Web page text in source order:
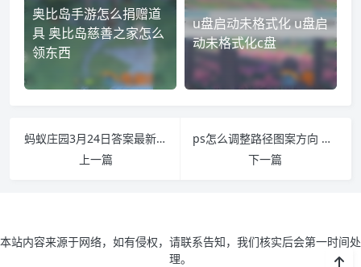
奥比岛手游怎么捐赠道
具 奥比岛慈善之家怎么
领东西
u盘启动未格式化 u盘启
动未格式化c盘
蚂蚁庄园3月24日答案最新 蚂蚁庄园3.24日答案
上一篇
ps怎么调整路径图案方向 ps怎么调整路径形状
下一篇
本站内容来源于网络，如有侵权，请联系告知，我们核实后会第一时间处
理。